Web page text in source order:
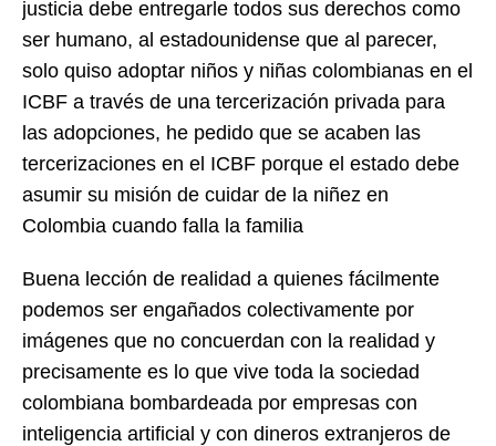
justicia debe entregarle todos sus derechos como
ser humano, al estadounidense que al parecer,
solo quiso adoptar niños y niñas colombianas en el
ICBF a través de una tercerización privada para
las adopciones, he pedido que se acaben las
tercerizaciones en el ICBF porque el estado debe
asumir su misión de cuidar de la niñez en
Colombia cuando falla la familia
Buena lección de realidad a quienes fácilmente
podemos ser engañados colectivamente por
imágenes que no concuerdan con la realidad y
precisamente es lo que vive toda la sociedad
colombiana bombardeada por empresas con
inteligencia artificial y con dineros extranjeros de